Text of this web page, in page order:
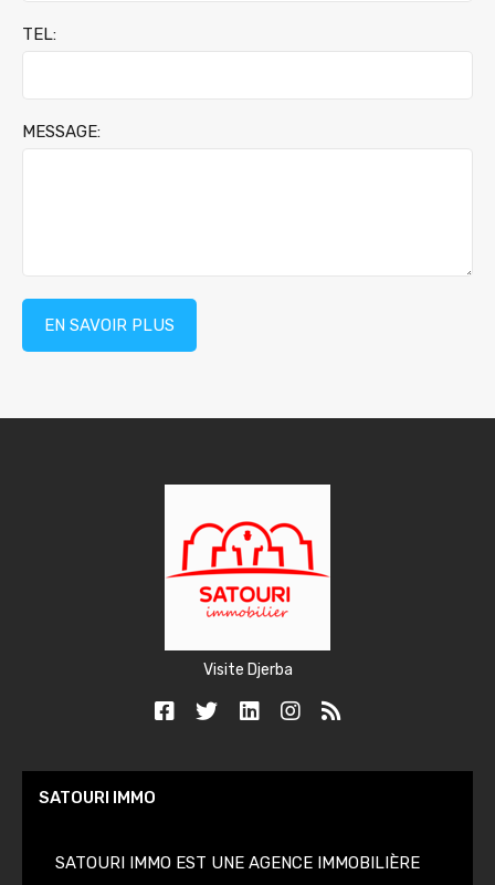
TEL:
MESSAGE:
Visite Djerba
SATOURI IMMO
SATOURI IMMO EST UNE AGENCE IMMOBILIÈRE